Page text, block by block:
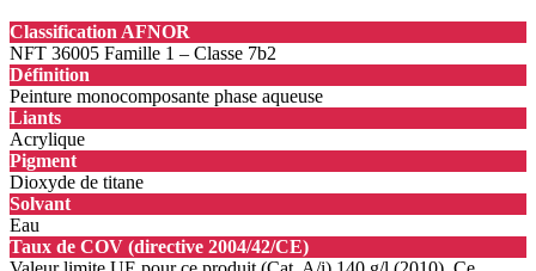
Classification AFNOR
NFT 36005 Famille 1 – Classe 7b2
Définition
Peinture monocomposante phase aqueuse
Liants
Acrylique
Pigment
Dioxyde de titane
Solvant
Eau
Taux de COV (directive 2004/42/CE)